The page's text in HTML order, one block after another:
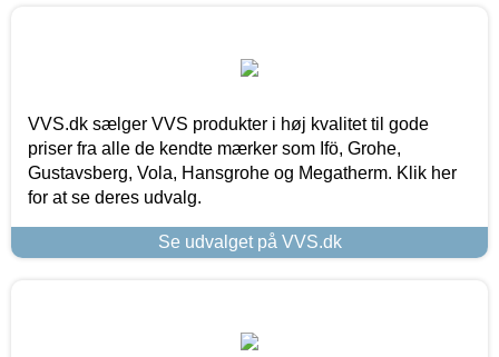
VVS.dk sælger VVS produkter i høj kvalitet til gode
priser fra alle de kendte mærker som Ifö, Grohe,
Gustavsberg, Vola, Hansgrohe og Megatherm. Klik her
for at se deres udvalg.
Se udvalget på VVS.dk